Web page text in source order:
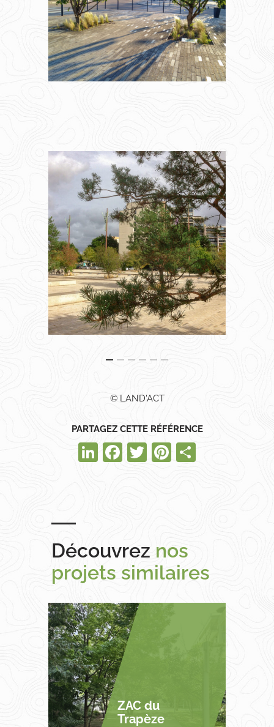
© LAND'ACT
PARTAGEZ CETTE RÉFÉRENCE
LinkedIn
Facebook
TwitterPinterest
Découvrez nos
projets similaires
ZAC du
Trapèze